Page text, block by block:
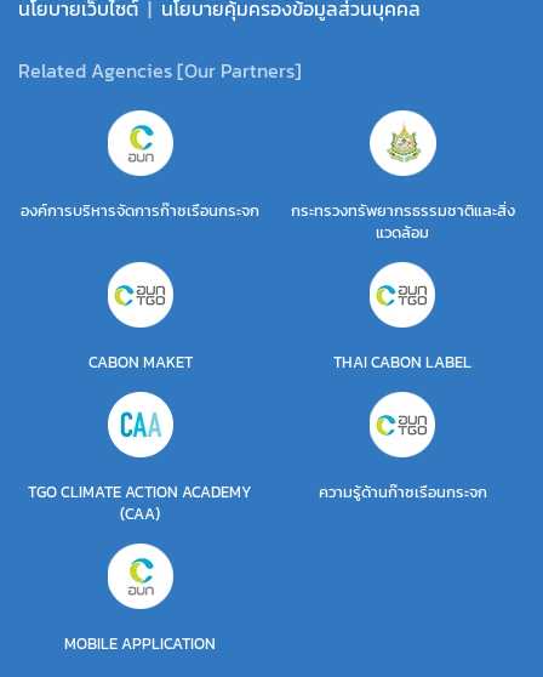
นโยบายเว็บไซต์ | นโยบายคุ้มครองข้อมูลส่วนบุคคล
Related Agencies [Our Partners]
องค์การบริหารจัดการก๊าซเรือนกระจก
กระทรวงทรัพยากรธรรมชาติและสิ่ง
แวดล้อม
CABON MAKET THAI CABON LABEL
TGO CLIMATE ACTION ACADEMY
(CAA)
ความรู้ด้านก๊าซเรือนกระจก
MOBILE APPLICATION